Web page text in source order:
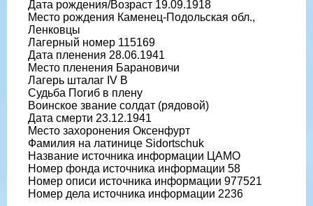
Дата рождения/Возраст 19.09.1918
Место рождения Каменец-Подольская обл.,
Ленковцы
Лагерный номер 115169
Дата пленения 28.06.1941
Место пленения Барановичи
Лагерь шталаг IV B
Судьба Погиб в плену
Воинское звание солдат (рядовой)
Дата смерти 23.12.1941
Место захоронения Оксенфурт
Фамилия на латинице Sidortschuk
Название источника информации ЦАМО
Номер фонда источника информации 58
Номер описи источника информации 977521
Номер дела источника информации 2236